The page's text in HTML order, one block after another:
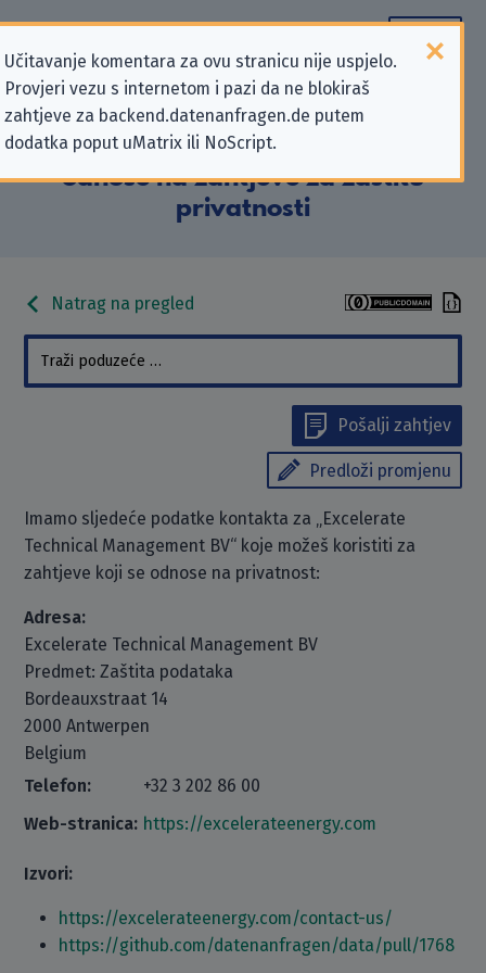
Učitavanje komentara za ovu stranicu nije uspjelo.
Provjeri vezu s internetom i pazi da ne blokiraš
zahtjeve za backend.datenanfragen.de putem
dodatka poput uMatrix ili NoScript.
Podaci kontakta „Excelerate
Technical Management BV” koji se
odnose na zahtjeve za zaštitu
privatnosti
Natrag na pregled
Pošalji zahtjev
Predloži promjenu
Imamo sljedeće podatke kontakta za „Excelerate
Technical Management BV“ koje možeš koristiti za
zahtjeve koji se odnose na privatnost:
Adresa:
Excelerate Technical Management BV
Predmet: Zaštita podataka
Bordeauxstraat 14
2000 Antwerpen
Belgium
Telefon:
+32 3 202 86 00
Web-stranica: https://excelerateenergy.com
Izvori:
https://excelerateenergy.com/contact-us/
https://github.com/datenanfragen/data/pull/1768